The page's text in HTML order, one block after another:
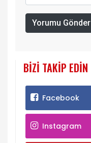
Yorumu Gönder
BIZI TAKIP EDIN
Facebook
Instagram